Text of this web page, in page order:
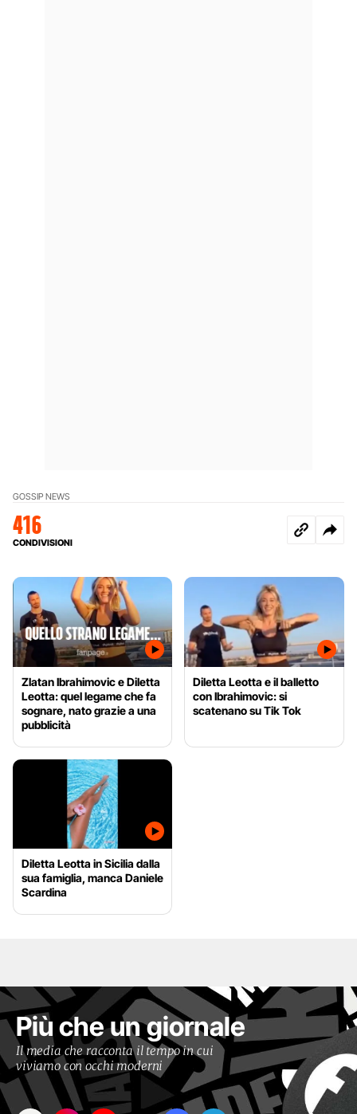
GOSSIP NEWS
416
CONDIVISIONI
Zlatan Ibrahimovic e Diletta
Leotta: quel legame che fa
sognare, nato grazie a una
pubblicità
Diletta Leotta e il balletto
con Ibrahimovic: si
scatenano su Tik Tok
Diletta Leotta in Sicilia dalla
sua famiglia, manca Daniele
Scardina
Più che un giornale
Il media che racconta il tempo in cui
viviamo con occhi moderni